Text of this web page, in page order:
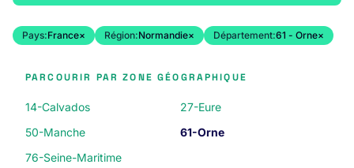
Pays:France× Région:Normandie× Département:61 - Orne×
PARCOURIR PAR ZONE GÉOGRAPHIQUE
14-Calvados
27-Eure
50-Manche
61-Orne
76-Seine-Maritime